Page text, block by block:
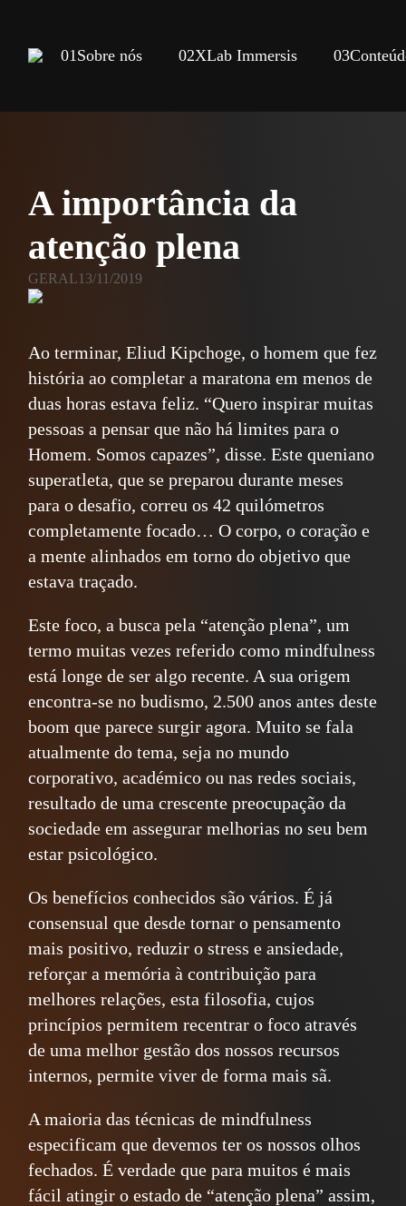
01 Sobre nós 02XLab Immersis 03
A importância da
atenção plena
GERAL13/11/2019
Ao terminar, Eliud Kipchoge, o homem que fez
história ao completar a maratona em menos de
duas horas estava feliz. “Quero inspirar muitas
pessoas a pensar que não há limites para o
Homem. Somos capazes”, disse. Este queniano
superatleta, que se preparou durante meses
para o desafio, correu os 42 quilómetros
completamente focado… O corpo, o coração e
a mente alinhados em torno do objetivo que
estava traçado.
Este foco, a busca pela “atenção plena”, um
termo muitas vezes referido como mindfulness
está longe de ser algo recente. A sua origem
encontra-se no budismo, 2.500 anos antes deste
boom que parece surgir agora. Muito se fala
atualmente do tema, seja no mundo
corporativo, académico ou nas redes sociais,
resultado de uma crescente preocupação da
sociedade em assegurar melhorias no seu bem
estar psicológico.
Os benefícios conhecidos são vários. É já
consensual que desde tornar o pensamento
mais positivo, reduzir o stress e ansiedade,
reforçar a memória à contribuição para
melhores relações, esta filosofia, cujos
princípios permitem recentrar o foco através
de uma melhor gestão dos nossos recursos
internos, permite viver de forma mais sã.
A maioria das técnicas de mindfulness
especificam que devemos ter os nossos olhos
fechados. É verdade que para muitos é mais
fácil atingir o estado de “atenção plena” assim,